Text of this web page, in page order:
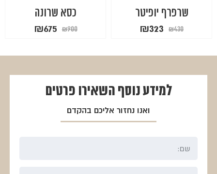
שרפרף יופיטר
₪430
המחיר
₪323
כסא שרונה
₪900
המחיר
₪675
למידע נוסף השאירו פרטים
ואנו נחזור אליכם בהקדם